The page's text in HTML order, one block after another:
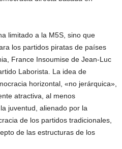
limitado a la M5S, sino que
los partidos piratas de países
France Insoumise de Jean-Luc
Laborista. La idea de
horizontal, «no jerárquica»,
atractiva, al menos
juventud, alienado por la
de los partidos tradicionales,
de las estructuras de los